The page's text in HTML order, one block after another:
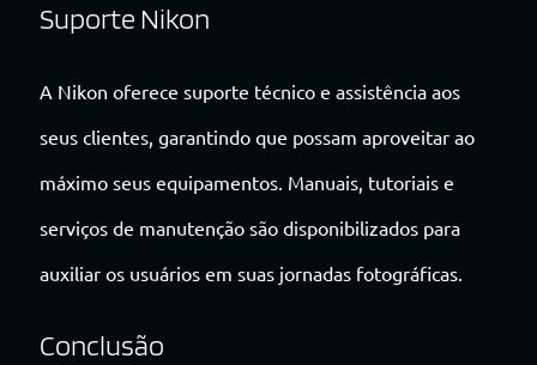
Suporte Nikon
A Nikon oferece suporte técnico e assistência aos
seus clientes, garantindo que possam aproveitar ao
máximo seus equipamentos. Manuais, tutoriais e
serviços de manutenção são disponibilizados para
auxiliar os usuários em suas jornadas fotográficas.
Conclusão